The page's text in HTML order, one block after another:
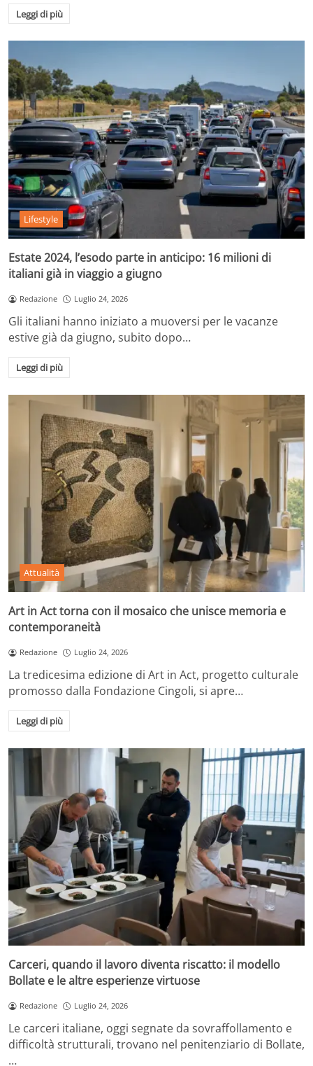
Leggi di più
Lifestyle
Estate 2024, l’esodo parte in anticipo: 16 milioni di
italiani già in viaggio a giugno
Redazione Luglio 24, 2026
Gli italiani hanno iniziato a muoversi per le vacanze
estive già da giugno, subito dopo…
Leggi di più
Attualità
Art in Act torna con il mosaico che unisce memoria e
contemporaneità
Redazione Luglio 24, 2026
La tredicesima edizione di Art in Act, progetto culturale
promosso dalla Fondazione Cingoli, si apre…
Leggi di più
Carceri, quando il lavoro diventa riscatto: il modello
Bollate e le altre esperienze virtuose
Redazione Luglio 24, 2026
Le carceri italiane, oggi segnate da sovraffollamento e
difficoltà strutturali, trovano nel penitenziario di Bollate,
…